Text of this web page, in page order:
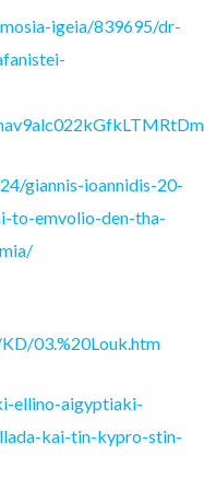
igeia/839695/dr-
giannis-ioannidis-20-
to-emvolio-den-tha-
03.%20Louk.htm
ellino-aigyptiaki-
kai-tin-kypro-stin-